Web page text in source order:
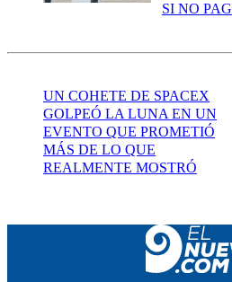
SI NO
UN COHETE DE SPACEX
GOLPEÓ LA LUNA EN UN
EVENTO QUE PROMETIÓ
MÁS DE LO QUE
REALMENTE MOSTRÓ